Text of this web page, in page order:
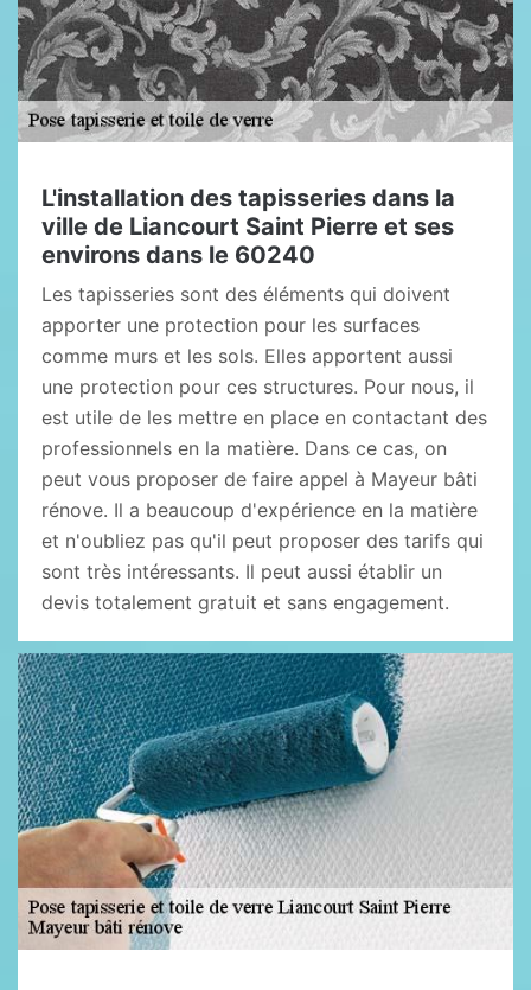
L'installation des tapisseries dans la
ville de Liancourt Saint Pierre et ses
environs dans le 60240
Les tapisseries sont des éléments qui doivent
apporter une protection pour les surfaces
comme murs et les sols. Elles apportent aussi
une protection pour ces structures. Pour nous, il
est utile de les mettre en place en contactant des
professionnels en la matière. Dans ce cas, on
peut vous proposer de faire appel à Mayeur bâti
rénove. Il a beaucoup d'expérience en la matière
et n'oubliez pas qu'il peut proposer des tarifs qui
sont très intéressants. Il peut aussi établir un
devis totalement gratuit et sans engagement.